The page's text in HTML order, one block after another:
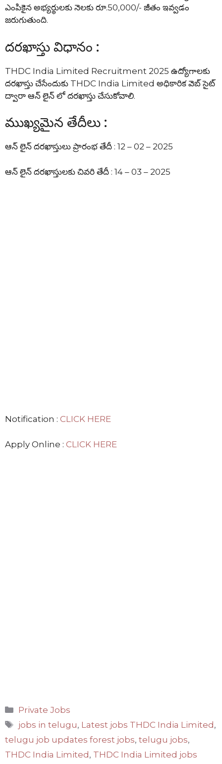
ఎంపికైన అభ్యర్థులకు నెలకు రూ.50,000/- జీతం ఇవ్వడం
జరుగుతుంది.
దరఖాస్తు విధానం :
THDC India Limited Recruitment 2025 ఉద్యోగాలకు
దరఖాస్తు చేసేందుకు THDC India Limited అధికారిక వెబ్ సైట్
ద్వారా ఆన్ లైన్ లో దరఖాస్తు చేసుకోవాలి.
ముఖ్యమైన తేదీలు :
ఆన్ లైన్ దరఖాస్తులు ప్రారంభ తేదీ : 12 – 02 – 2025
ఆన్ లైన్ దరఖాస్తులకు చివరి తేదీ : 14 – 03 – 2025
Notification : CLICK HERE
Apply Online : CLICK HERE
Categories
Private Jobs
Tags
jobs in telugu, Latest jobs THDC India Limited ,
telugu job updates forest jobs, telugu jobs,
THDC India Limited , THDC India Limited jobs